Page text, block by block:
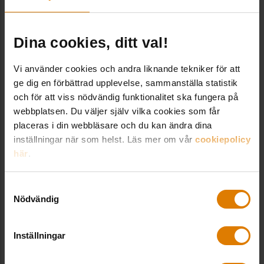
Dina cookies, ditt val!
Vi använder cookies och andra liknande tekniker för att
ge dig en förbättrad upplevelse, sammanställa statistik
och för att viss nödvändig funktionalitet ska fungera på
webbplatsen. Du väljer själv vilka cookies som får
placeras i din webbläsare och du kan ändra dina
inställningar när som helst. Läs mer om vår cookiepolicy
här.
Nödvändig
Inställningar
Visa karta